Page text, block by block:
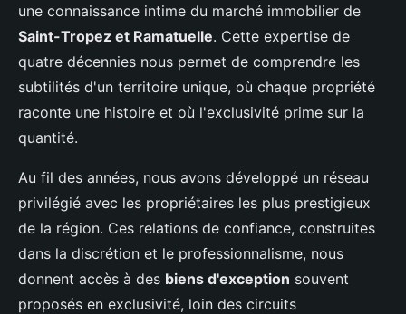
une connaissance intime du marché immobilier de
Saint-Tropez et Ramatuelle. Cette expertise de
quatre décennies nous permet de comprendre les
subtilités d'un territoire unique, où chaque propriété
raconte une histoire et où l'exclusivité prime sur la
quantité.
Au fil des années, nous avons développé un réseau
privilégié avec les propriétaires les plus prestigieux
de la région. Ces relations de confiance, construites
dans la discrétion et le professionnalisme, nous
donnent accès à des biens d'exception souvent
proposés en exclusivité, loin des circuits